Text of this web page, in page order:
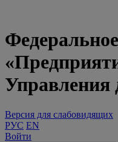
Управления
Версия для слабовидящих
РУС EN
Войти